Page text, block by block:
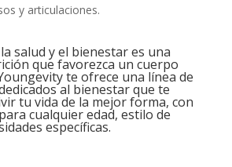
y articulaciones.
salud y el bienestar es una
que favorezca un cuerpo
te ofrece una línea de
al bienestar que te
tu vida de la mejor forma, con
cualquier edad, estilo de
específicas.